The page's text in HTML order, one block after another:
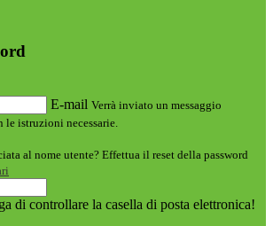
E-mail Verrà inviato un messaggio
istruzioni necessarie.
al nome utente? Effettua il reset della password
di controllare la casella di posta elettronica!